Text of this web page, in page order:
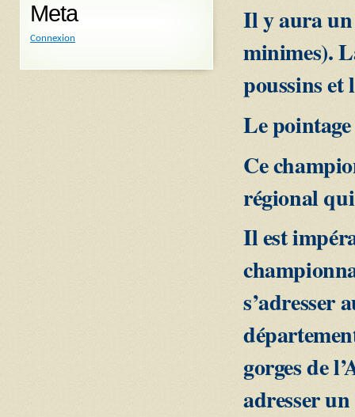
Il y aura un
minimes).
poussins et
Le
Ce
régional
Il est
s’adresser
gorges de
adresser
Meta
Connexion